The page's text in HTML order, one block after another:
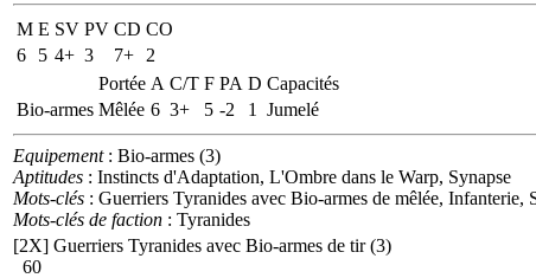
M E SV PV CD CO
6
5 4+ 3 7+
2
Portée A C/T F PA D Capacités
Bio-armes Mêlée 6 3+ 5 -2 1 Jumelé
Equipement: Bio-armes (3)
Aptitudes : Instincts d'Adaptation, L'Ombre dans le Warp, Synapse
Mots-clés : Guerriers Tyranides avec Bio-armes de mêlée, Infanterie,
Mots-clés de faction : Tyranides
[2X] Guerriers Tyranides avec Bio-armes de tir (3)
60